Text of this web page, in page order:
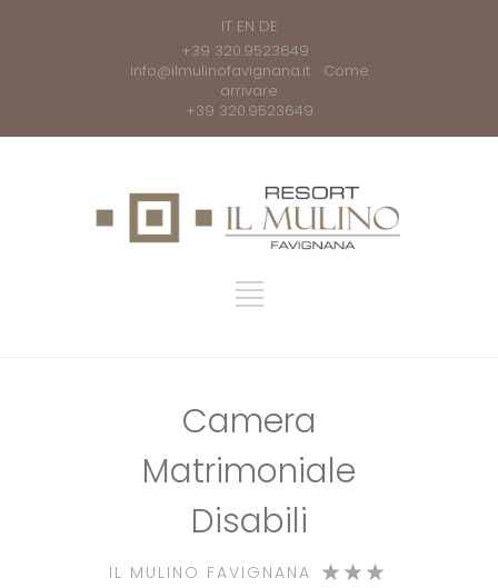
IT EN DE
+39 320.9523649
info@ilmulinofavignana.it
Come
arrivare
+39 320.9523649
Camera
Matrimoniale
Disabili
IL MULINO FAVIGNANA